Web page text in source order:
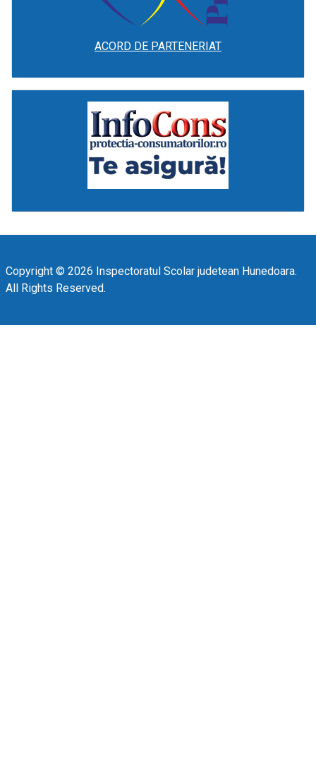
ACORD DE PARTENERIAT
Copyright © 2026 Inspectoratul Scolar judetean Hunedoara.
All Rights Reserved.